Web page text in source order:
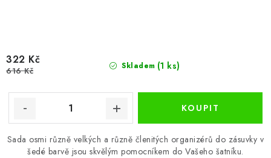
Skladem (1 ks)
322 Kč
616 Kč
Sada osmi různě velkých a různě členitých organizérů do zásuvky v
šedé barvě jsou skvělým pomocníkem do Vašeho šatníku.